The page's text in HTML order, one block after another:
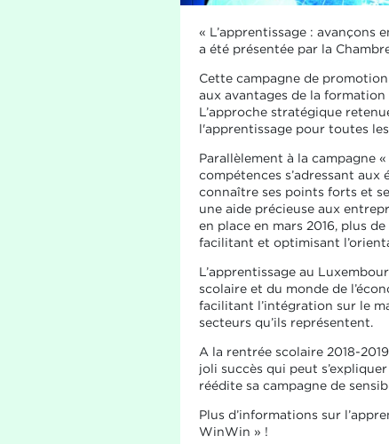
« L’apprentissage : avançons
a été présentée par la
Cette campagne de
aux avantages de la
L’approche stratégique
l'apprentissage pour toutes
Parallèlement à la campagne
compétences s’adressant
connaître ses points forts et
une aide précieuse aux
en place en mars 2016, plus
facilitant et optimisant
L’apprentissage au
scolaire et du monde de
facilitant l’intégration sur le
secteurs qu’ils représentent.
A la rentrée scolaire 2018-
joli succès qui peut
réédite sa campagne de
Plus d’informations sur
WinWin » !